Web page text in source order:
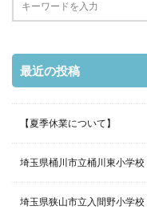
最近の投稿
【夏季休業について】
埼玉県桶川市立桶川東小学校
埼玉県狭山市立入間野小学校